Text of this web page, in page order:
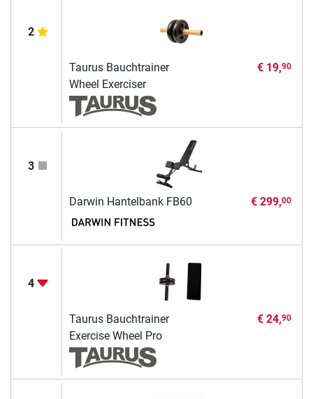
2
Taurus Bauchtrainer
Wheel Exerciser
€ 19,90
3
Darwin Hantelbank FB60 € 299,00
4
Taurus Bauchtrainer
Exercise Wheel Pro
€ 24,90